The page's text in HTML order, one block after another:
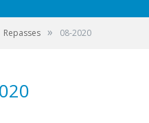
Repasses » 08-2020